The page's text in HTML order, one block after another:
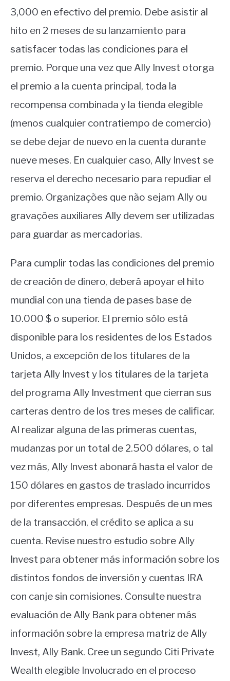
3,000 en efectivo del premio. Debe asistir al
hito en 2 meses de su lanzamiento para
satisfacer todas las condiciones para el
premio. Porque una vez que Ally Invest otorga
el premio a la cuenta principal, toda la
recompensa combinada y la tienda elegible
(menos cualquier contratiempo de comercio)
se debe dejar de nuevo en la cuenta durante
nueve meses. En cualquier caso, Ally Invest se
reserva el derecho necesario para repudiar el
premio. Organizações que não sejam Ally ou
gravações auxiliares Ally devem ser utilizadas
para guardar as mercadorias.
Para cumplir todas las condiciones del premio
de creación de dinero, deberá apoyar el hito
mundial con una tienda de pases base de
10.000 $ o superior. El premio sólo está
disponible para los residentes de los Estados
Unidos, a excepción de los titulares de la
tarjeta Ally Invest y los titulares de la tarjeta
del programa Ally Investment que cierran sus
carteras dentro de los tres meses de calificar.
Al realizar alguna de las primeras cuentas,
mudanzas por un total de 2.500 dólares, o tal
vez más, Ally Invest abonará hasta el valor de
150 dólares en gastos de traslado incurridos
por diferentes empresas. Después de un mes
de la transacción, el crédito se aplica a su
cuenta. Revise nuestro estudio sobre Ally
Invest para obtener más información sobre los
distintos fondos de inversión y cuentas IRA
con canje sin comisiones. Consulte nuestra
evaluación de Ally Bank para obtener más
información sobre la empresa matriz de Ally
Invest, Ally Bank. Cree un segundo Citi Private
Wealth elegible Involucrado en el proceso